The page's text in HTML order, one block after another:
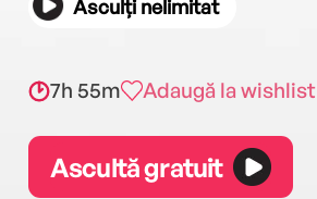
Asculți nelimitat
7h 55m Adaugă la wishlist
Ascultă gratuit